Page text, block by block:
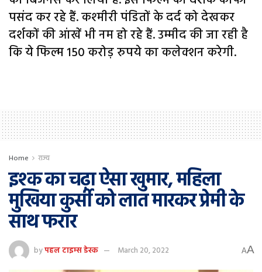
पसंद कर रहे हैं. कश्मीरी पंडितों के दर्द को देखकर
दर्शकों की आंखें भी नम हो रहे हैं. उम्मीद की जा रही है
कि ये फिल्म 150 करोड़ रुपये का कलेक्शन करेगी.
Home राज्य
इश्क का चढ़ा ऐसा खुमार, महिला
मुखिया कुर्सी को लात मारकर प्रेमी के
साथ फरार
byपहल टाइम्स डेस्क March 20, 2022 AA